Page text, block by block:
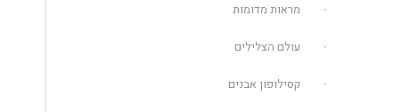
מראות מדומות
עולם הצלילים
קסילופון אבנים